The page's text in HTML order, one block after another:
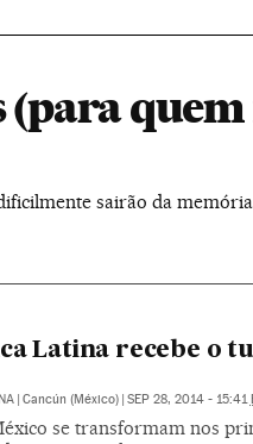
(para
sairão da
Latina recebe o
| Cancún (México) | SEP 28, 2014 - 15:41
se transformam nos